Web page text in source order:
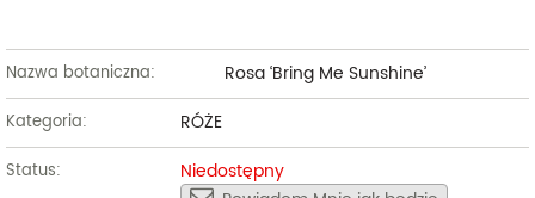
Nazwa botaniczna: Rosa ‘Bring Me Sunshine’
Kategoria: RÓŻE
Status:
Niedostępny